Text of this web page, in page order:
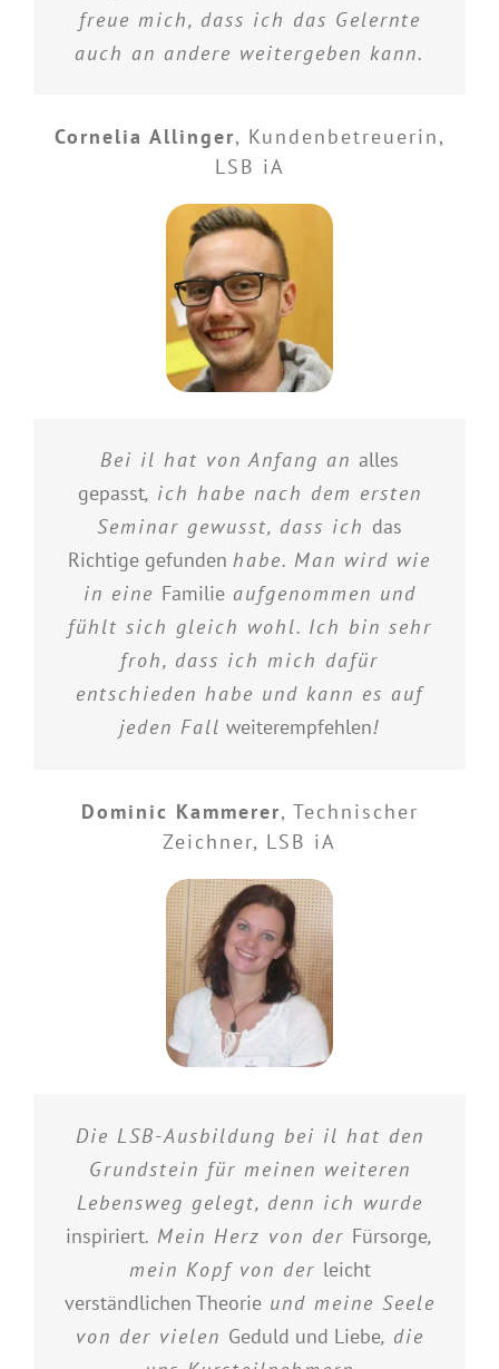
freue mich, dass ich das Gelernte
auch an andere weitergeben kann.
Cornelia Allinger, Kundenbetreuerin,
LSB iA
Bei il hat von Anfang an alles
gepasst, ich habe nach dem ersten
Seminar gewusst, dass ich das
Richtige gefunden habe. Man wird wie
in eine Familieaufgenommen und
fühlt sich gleich wohl. Ich bin sehr
froh, dass ich mich dafür
entschieden habe und kann es auf
jeden Fall weiterempfehlen!
Dominic Kammerer, Technischer
Zeichner, LSB iA
Die LSB-Ausbildung bei il hat den
Grundstein für meinen weiteren
Lebensweg gelegt, denn ich wurde
inspiriert. Mein Herz von der Fürsorge,
mein Kopf von der leicht
verständlichen Theorieund meine Seele
von der vielen Geduld und Liebe, die